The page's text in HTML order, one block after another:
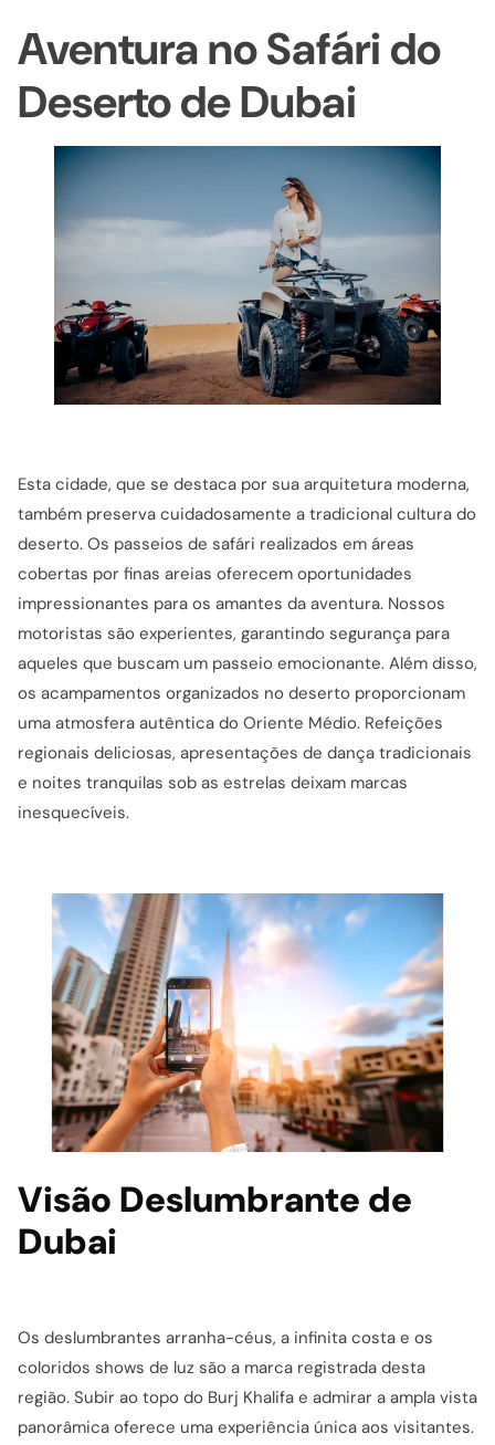
Aventura no Safári do
Deserto de Dubai
Esta cidade, que se destaca por sua arquitetura moderna,
também preserva cuidadosamente a tradicional cultura do
deserto. Os passeios de safári realizados em áreas
cobertas por finas areias oferecem oportunidades
impressionantes para os amantes da aventura. Nossos
motoristas são experientes, garantindo segurança para
aqueles que buscam um passeio emocionante. Além disso,
os acampamentos organizados no deserto proporcionam
uma atmosfera autêntica do Oriente Médio. Refeições
regionais deliciosas, apresentações de dança tradicionais
e noites tranquilas sob as estrelas deixam marcas
inesquecíveis.
Visão Deslumbrante de
Dubai
Os deslumbrantes arranha-céus, a infinita costa e os
coloridos shows de luz são a marca registrada desta
região. Subir ao topo do Burj Khalifa e admirar a ampla vista
panorâmica oferece uma experiência única aos visitantes.